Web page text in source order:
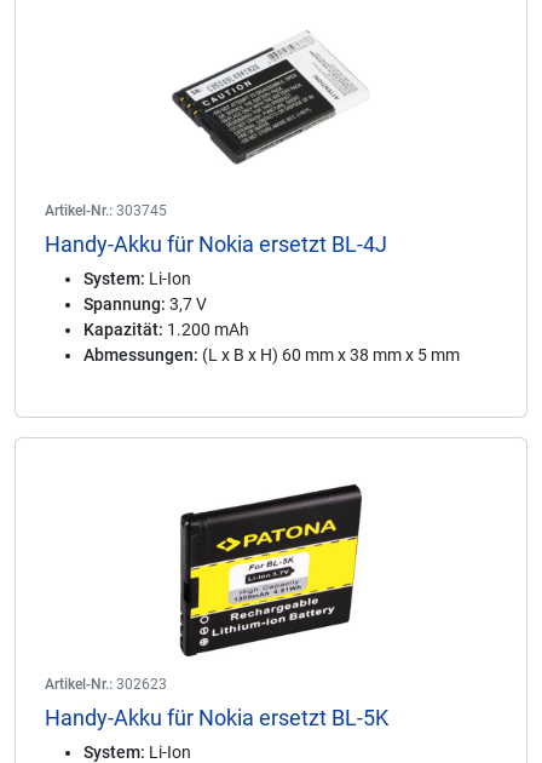
Artikel-Nr.: 303745
Handy-Akku für Nokia ersetzt BL-4J
System: Li-Ion
Spannung: 3,7 V
Kapazität: 1.200 mAh
Abmessungen: (L x B x H) 60 mm x 38 mm x 5 mm
Artikel-Nr.: 302623
Handy-Akku für Nokia ersetzt BL-5K
System: Li-Ion